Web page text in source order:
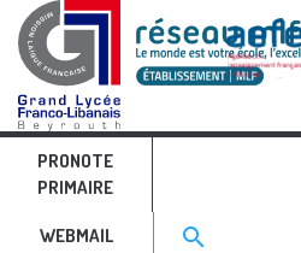
PRONOTE
PRIMAIRE
WEBMAIL Search for:>
search
RELATIVE POSTS
C.Majdalani